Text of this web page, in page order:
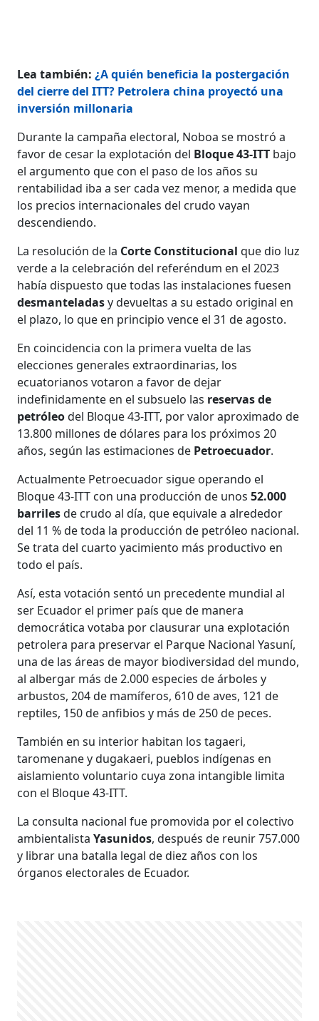
Lea también: ¿A quién beneficia la postergación
del cierre del ITT? Petrolera china proyectó una
inversión millonaria
Durante la campaña electoral, Noboa se mostró a
favor de cesar la explotación del Bloque 43-ITT bajo
el argumento que con el paso de los años su
rentabilidad iba a ser cada vez menor, a medida que
los precios internacionales del crudo vayan
descendiendo.
La resolución de la Corte Constitucional que dio luz
verde a la celebración del referéndum en el 2023
había dispuesto que todas las instalaciones fuesen
desmanteladasy devueltas a su estado original en
el plazo, lo que en principio vence el 31 de agosto.
En coincidencia con la primera vuelta de las
elecciones generales extraordinarias, los
ecuatorianos votaron a favor de dejar
indefinidamente en el subsuelo las reservas de
petróleodel Bloque 43-ITT, por valor aproximado de
13.800 millones de dólares para los próximos 20
años, según las estimaciones de Petroecuador.
Actualmente Petroecuador sigue operando el
Bloque 43-ITT con una producción de unos52.000
barrilesde crudo al día, que equivale a alrededor
del 11 % de toda la producción de petróleo nacional.
Se trata del cuarto yacimiento más productivo en
todo el país.
Así, esta votación sentó un precedente mundial al
ser Ecuador el primer país que de manera
democrática votaba por clausurar una explotación
petrolera para preservar el Parque Nacional Yasuní,
una de las áreas de mayor biodiversidad del mundo,
al albergar más de 2.000 especies de árboles y
arbustos, 204 de mamíferos, 610 de aves, 121 de
reptiles, 150 de anfibios y más de 250 de peces.
También en su interior habitan los tagaeri,
taromenane y dugakaeri, pueblos indígenas en
aislamiento voluntario cuya zona intangible limita
con el Bloque 43-ITT.
La consulta nacional fue promovida por el colectivo
ambientalistaYasunidos, después de reunir 757.000
y librar una batalla legal de diez años con los
órganos electorales de Ecuador.